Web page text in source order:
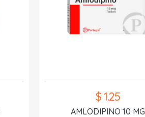
$ 1.25
AMLODIPINO 10 MG